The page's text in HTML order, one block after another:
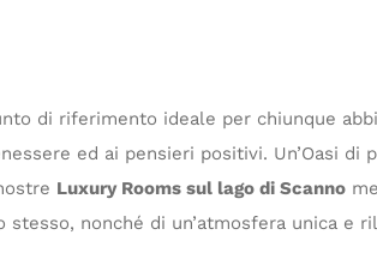
di riferimento ideale per chiunque
ed ai pensieri positivi. Un’Oasi di
Luxury Rooms sul lago di Scanno
nonché di un’atmosfera unica e